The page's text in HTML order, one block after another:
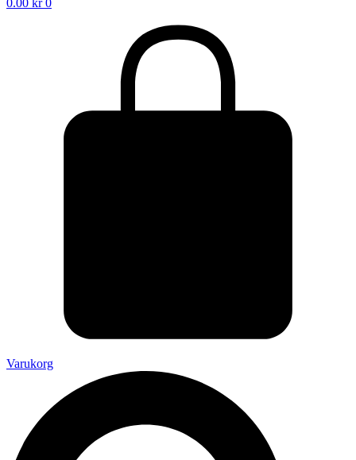
Varukorg